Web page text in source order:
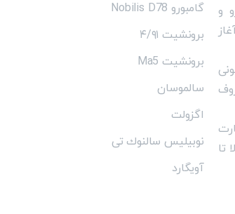
و
آغاز
تا
گامبورو Nobilis D78
برونشیت ۴/۹۱
برونشیت Ma5
سالموسان
اگزولت
نوبیلیس سالنوك تى
آویگارد